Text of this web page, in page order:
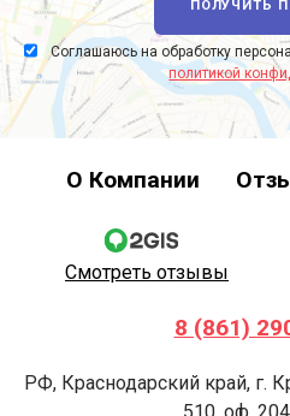
ПОЛУЧИТЬ
Соглашаюсь на обработку
политикой
О Компании
Смотреть отзывы
8 (861)
РФ, Краснодарский край, г.